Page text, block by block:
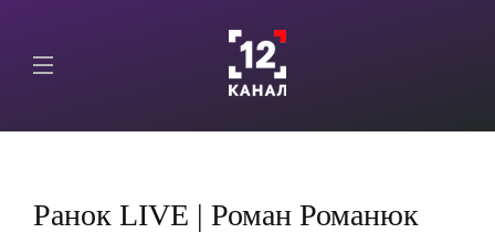
Ранок LIVE | Роман Романюк